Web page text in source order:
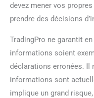
devez mener vos
prendre des décisions
TradingPro ne garantit
informations soient
déclarations erronées. Il
informations sont
implique un grand